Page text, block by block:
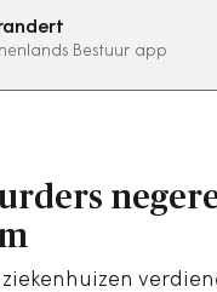
Bestuur app
abonneer nu
ziekenhuizen